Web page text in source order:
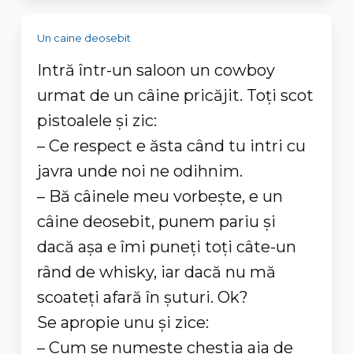
Un caine deosebit
Intră într-un saloon un cowboy
urmat de un câine pricăjit. Toţi scot
pistoalele şi zic:
– Ce respect e ăsta când tu intri cu
javra unde noi ne odihnim.
– Bă câinele meu vorbeşte, e un
câine deosebit, punem pariu şi
dacă aşa e îmi puneţi toţi câte-un
rând de whisky, iar dacă nu mă
scoateţi afară în şuturi. Ok?
Se apropie unu şi zice:
– Cum se numeşte chestia aia de